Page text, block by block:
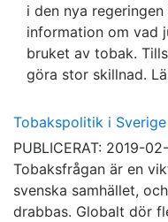
i den nya
information om vad
bruket av tobak.
göra stor skillnad.
Tobakspolitik i
PUBLICERAT: 2019-
Tobaksfrågan är en
svenska samhället,
drabbas. Globalt dör